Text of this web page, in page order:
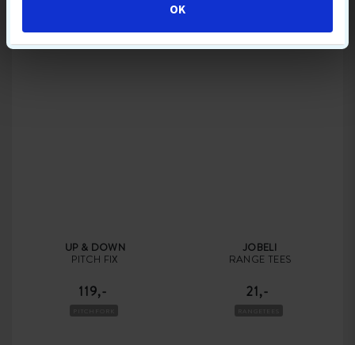
OK
UP & DOWN
PITCH FIX
119,-
JOBELI
RANGE TEES
21,-